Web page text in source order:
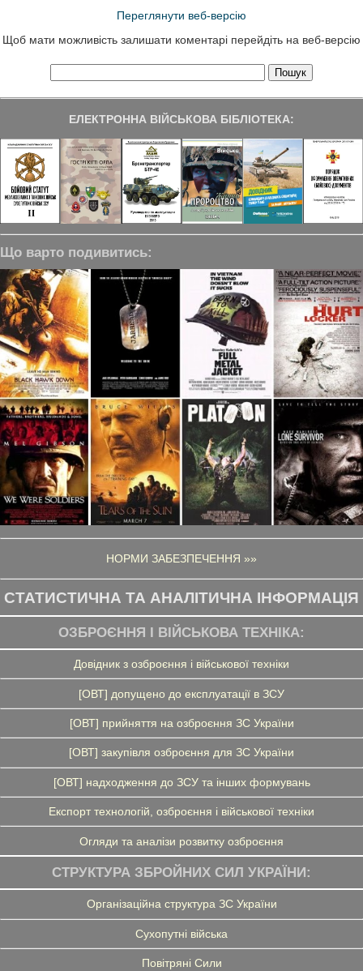
Переглянути веб-версію
Щоб мати можливість залишати коментарі перейдіть на веб-версію
ЕЛЕКТРОННА ВІЙСЬКОВА БІБЛІОТЕКА:
Що варто подивитись:
НОРМИ ЗАБЕЗПЕЧЕННЯ »»
СТАТИСТИЧНА ТА АНАЛІТИЧНА ІНФОРМАЦІЯ
ОЗБРОЄННЯ І ВІЙСЬКОВА ТЕХНІКА:
Довідник з озброєння і військової техніки
[ОВТ] допущено до експлуатації в ЗСУ
[ОВТ] прийняття на озброєння ЗС України
[ОВТ] закупівля озброєння для ЗС України
[ОВТ] надходження до ЗСУ та інших формувань
Експорт технологій, озброєння і військової техніки
Огляди та аналізи розвитку озброєння
СТРУКТУРА ЗБРОЙНИХ СИЛ УКРАЇНИ:
Організаційна структура ЗС України
Сухопутні війська
Повітряні Сили